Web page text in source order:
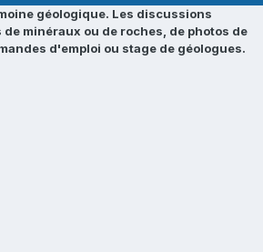
géologique. Les discussions
minéraux ou de roches, de photos de
d'emploi ou stage de géologues.